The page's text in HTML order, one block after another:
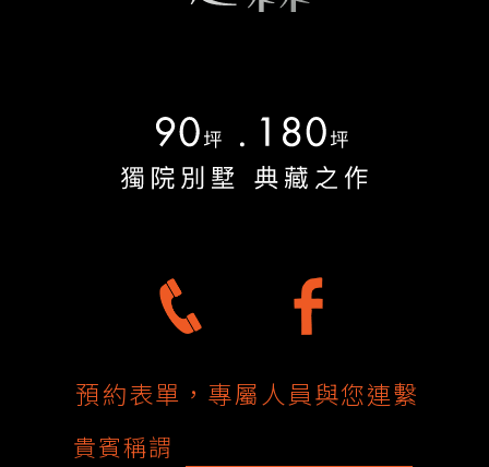
預約表單，專屬人員與您連繫
貴賓稱謂